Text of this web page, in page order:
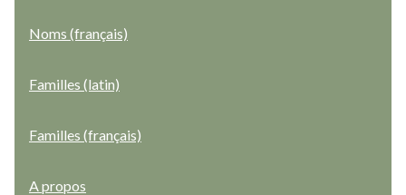
Noms (français)
Familles (latin)
Familles (français)
A propos